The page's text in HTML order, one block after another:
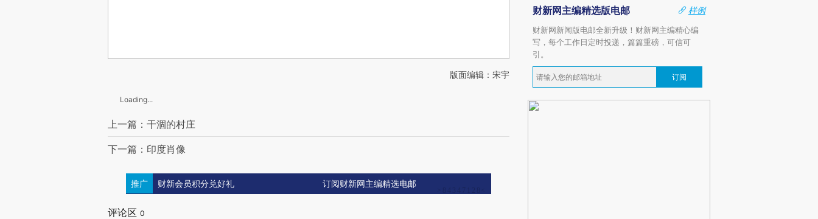
版面编辑：宋宇
Loading...
上一篇：干涸的村庄
下一篇：印度肖像
推广 财新会员积分兑好礼 订阅财新网主编精选电邮
评论区 0
财新网主编精选版电邮
样例
财新网新闻版电邮全新升级！财新网主编精心编
写，每个工作日定时投递，篇篇重磅，可信可
引。
订阅